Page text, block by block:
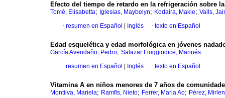
Efecto del tiempo de retardo en la refrigeración sobre
Tomé, Elisabetta; Iglesias, Maybelyn; Kodaira, Makie; Valls,
· resumen en Español Inglés · texto en Español
Edad esquelética y edad morfológica en jóvenes
García Avendaño, Pedro; Salazar Lioggiodice, Marinés
· resumen en Español Inglés · texto en Español
Vitamina A en niños menores de 7 años de
Montilva, Mariela; Ramfis, Nieto; Ferrer, Maria Ao; Pérez,